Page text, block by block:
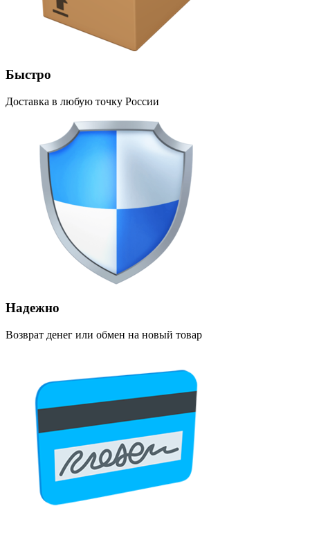
Быстро
Доставка в любую точку России
Надежно
Возврат денег или обмен на новый товар